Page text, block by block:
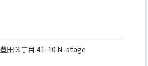
豊田３丁目 41-10 N-stage